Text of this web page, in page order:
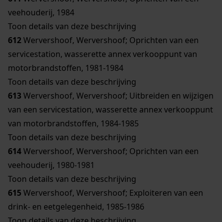
veehouderij, 1984
Toon details van deze beschrijving
612Wervershoof, Wervershoof; Oprichten van een
servicestation, wasserette annex verkooppunt van
motorbrandstoffen, 1981-1984
Toon details van deze beschrijving
613Wervershoof, Wervershoof; Uitbreiden en wijzigen
van een servicestation, wasserette annex verkooppunt
van motorbrandstoffen, 1984-1985
Toon details van deze beschrijving
614Wervershoof, Wervershoof; Oprichten van een
veehouderij, 1980-1981
Toon details van deze beschrijving
615Wervershoof, Wervershoof; Exploiteren van een
drink- en eetgelegenheid, 1985-1986